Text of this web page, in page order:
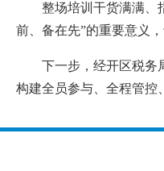
整场培训干货满满、
前、备在先”的重要意义
下一步，经开区税务
构建全员参与、全程管控